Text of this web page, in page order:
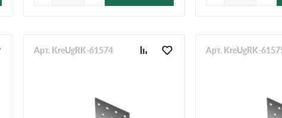
Арт. KreUgRK-61574 Арт. KreUgRK-